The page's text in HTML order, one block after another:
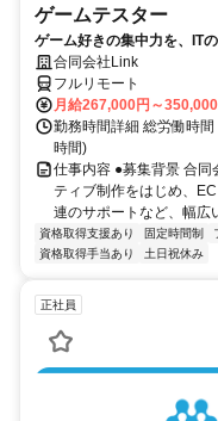
ゲームテスター
ゲーム好きの集中力を、ITの
合同会社Link
フルリモート
月給267,000円～
勤務時間詳細 総労働時
時間)
仕事内容 ●募集背景 合同
ティブ制作をはじめ、
連のサポートなど、幅広
資格取得支援あり 固定時間制
資格取得手当あり
土日祝休み
正社員